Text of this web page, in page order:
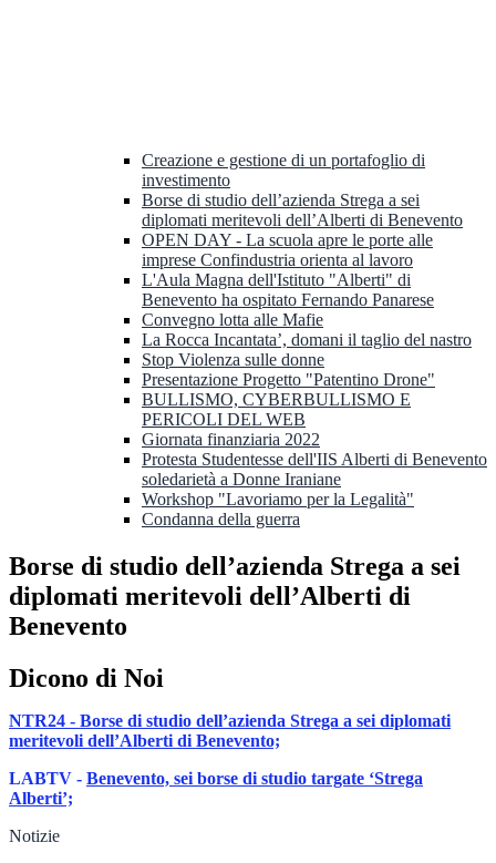
Creazione e gestione di un portafoglio di
investimento
Borse di studio dell’azienda Strega a sei
diplomati meritevoli dell’Alberti di Benevento
OPEN DAY - La scuola apre le porte alle
imprese Confindustria orienta al lavoro
L'Aula Magna dell'Istituto "Alberti" di
Benevento ha ospitato Fernando Panarese
Convegno lotta alle Mafie
La Rocca Incantata’, domani il taglio del nastro
Stop Violenza sulle donne
Presentazione Progetto "Patentino Drone"
BULLISMO, CYBERBULLISMO E
PERICOLI DEL WEB
Giornata finanziaria 2022
Protesta Studentesse dell'IIS Alberti di Benevento
soledarietà a Donne Iraniane
Workshop "Lavoriamo per la Legalità"
Condanna della guerra
Borse di studio dell’azienda Strega a sei
diplomati meritevoli dell’Alberti di
Benevento
Dicono di Noi
NTR24 - Borse di studio dell’azienda Strega a sei diplomati
meritevoli dell’Alberti di Benevento;
LABTV - Benevento, sei borse di studio targate ‘Strega
Alberti’;
Notizie